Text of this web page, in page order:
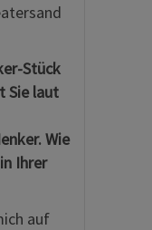
Stück
Sie laut
Wie
Ihrer
auf